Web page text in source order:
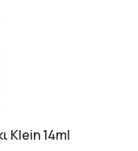
Klein 14ml